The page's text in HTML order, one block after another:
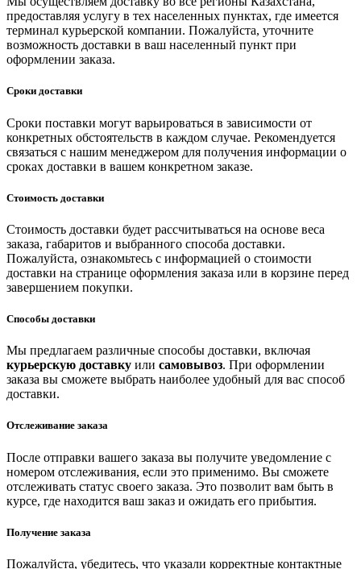
предоставляя услугу в тех населенных пунктах, где имеется
терминал курьерской компании. Пожалуйста, уточните
возможность доставки в ваш населенный пункт при
оформлении заказа.
Сроки доставки
Сроки поставки могут варьироваться в зависимости от
конкретных обстоятельств в каждом случае. Рекомендуется
связаться с нашим менеджером для получения информации о
сроках доставки в вашем конкретном заказе.
Стоимость доставки
Стоимость доставки будет рассчитываться на основе веса
заказа, габаритов и выбранного способа доставки.
Пожалуйста, ознакомьтесь с информацией о стоимости
доставки на странице оформления заказа или в корзине перед
завершением покупки.
Способы доставки
Мы предлагаем различные способы доставки, включая
курьерскую доставку или самовывоз. При оформлении
заказа вы сможете выбрать наиболее удобный для вас способ
доставки.
Отслеживание заказа
После отправки вашего заказа вы получите уведомление с
номером отслеживания, если это применимо. Вы сможете
отслеживать статус своего заказа. Это позволит вам быть в
курсе, где находится ваш заказ и ожидать его прибытия.
Получение заказа
Пожалуйста, убедитесь, что указали корректные контактные